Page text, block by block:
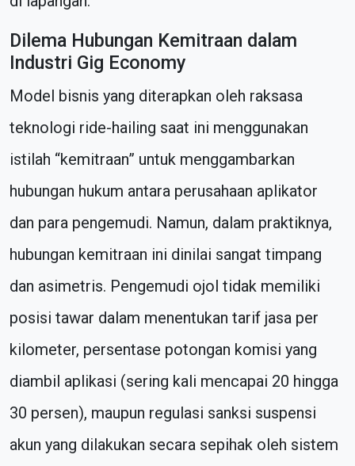
Dilema Hubungan Kemitraan dalam
Industri Gig Economy
Model bisnis yang diterapkan oleh raksasa
teknologi ride-hailing saat ini menggunakan
istilah “kemitraan” untuk menggambarkan
hubungan hukum antara perusahaan aplikator
dan para pengemudi. Namun, dalam praktiknya,
hubungan kemitraan ini dinilai sangat timpang
dan asimetris. Pengemudi ojol tidak memiliki
posisi tawar dalam menentukan tarif jasa per
kilometer, persentase potongan komisi yang
diambil aplikasi (sering kali mencapai 20 hingga
30 persen), maupun regulasi sanksi suspensi
akun yang dilakukan secara sepihak oleh sistem